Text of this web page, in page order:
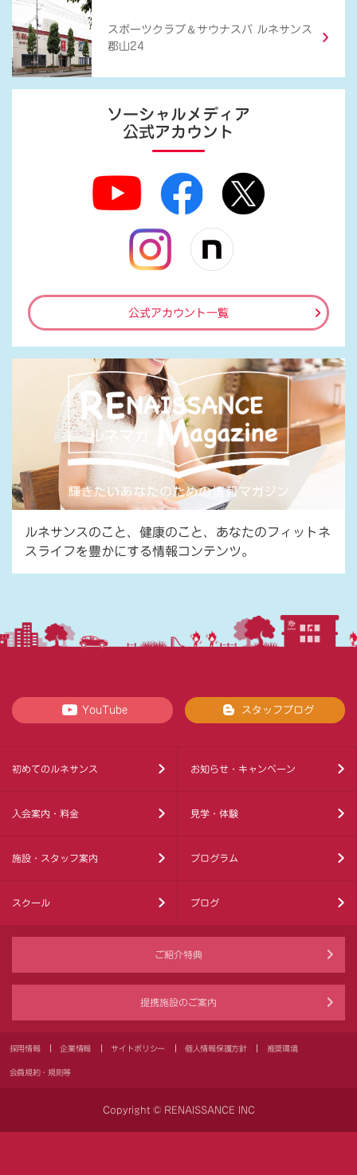
スポーツクラブ ＆ サウナスパ ルネサンス
郡山24
ソーシャルメディア
公式アカウント
公式アカウント一覧
ルネサンスのこと、健康のこと、あなたのフィットネ
スライフを豊かにする情報コンテンツ。
YouTube スタッフブログ
初めてのルネサンス お知らせ・キャンペーン
入会案内・料金 見学・体験
施設・スタッフ案内 プログラム
スクール ブログ
ご紹介特典
提携施設のご案内
採用情報 企業情報 サイトポリシー 個人情報保護方針 推奨環境
会員規約・規則等
Copyright © RENAISSANCE INC